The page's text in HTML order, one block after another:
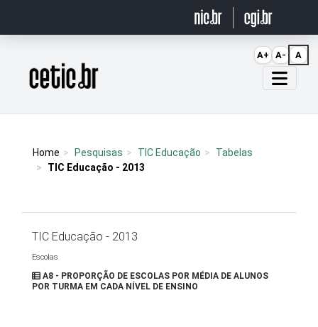
Página inicial
Home Pesquisas TIC Educação
Tabelas
TIC Educação - 2013
TIC Educação - 2013
Escolas
A8 - PROPORÇÃO DE ESCOLAS POR MÉDIA DE ALUNOS
POR TURMA EM CADA NÍVEL DE ENSINO
A+ A- A